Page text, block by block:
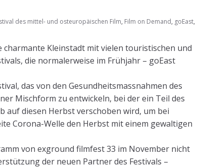
des mittel- und osteuropäischen Film, Film on Demand, goEast,
charmante Kleinstadt mit vielen touristischen und
die normalerweise im Frühjahr – goEast
das von den Gesundheitsmassnahmen des
Mischform zu entwickeln, bei der ein Teil des
diesen Herbst verschoben wird, um bei
Corona-Welle den Herbst mit einem gewaltigen
von exground filmfest 33 im November nicht
der neuen Partner des Festivals –